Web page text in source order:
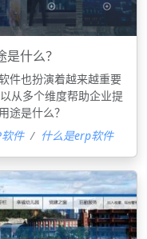
什么？
件也扮演着越来越重要
从多个维度帮助企业提
途是什么？
软件 什么是erp软件